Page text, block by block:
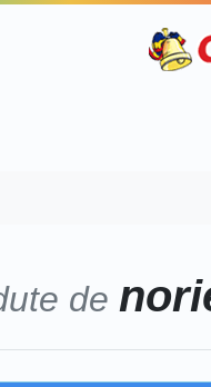
de